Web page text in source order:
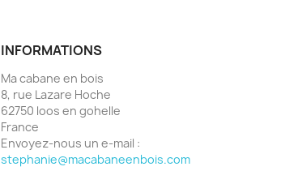
INFORMATIONS
Ma cabane en bois
8, rue Lazare Hoche
62750 loos en gohelle
France
Envoyez-nous un e-mail :
stephanie@macabaneenbois.com